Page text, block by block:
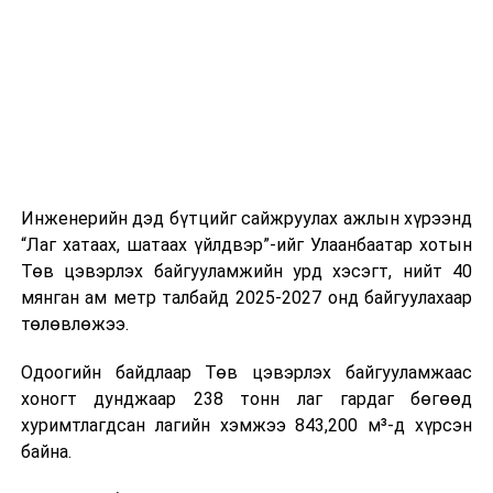
өдөр тутмын ажлын бэлэн байдлыг хангах зэрэг
практик ур чадварыг сургалтын хөтөлбөрт тусгажээ.
Сургалтыг танилцуулах лекц, асуулт-хариулт,
жишээнд суурилсан сургалт, багаар ажиллах дасгал,
танилцах, онцгой нөхцөлд ажиллах дадлага зэрэг
онол, практик хосолсон хэлбэрээр зохион байгуулж
байна.
Инженерийн дэд бүтцийг сайжруулах ажлын хүрээнд
“Лаг хатаах, шатаах үйлдвэр”-ийг Улаанбаатар хотын
Төв цэвэрлэх байгууламжийн урд хэсэгт, нийт 40
мянган ам метр талбайд 2025-2027 онд байгуулахаар
төлөвлөжээ.
Одоогийн байдлаар Төв цэвэрлэх байгууламжаас
хоногт дунджаар 238 тонн лаг гардаг бөгөөд
хуримтлагдсан лагийн хэмжээ 843,200 м³-д хүрсэн
байна.